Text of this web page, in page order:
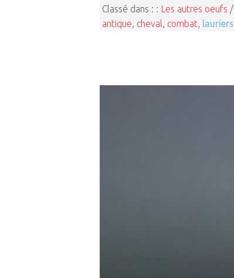
Classé dans : : Les autres oeufs
antique cheval combat lauriers